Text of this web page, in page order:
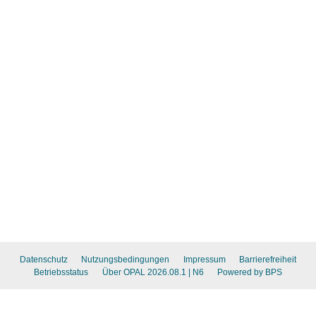
Datenschutz Nutzungsbedingungen Impressum
Barrierefreiheit
Betriebsstatus
Über OPAL 2026.08.1 | N6 Powered by BPS